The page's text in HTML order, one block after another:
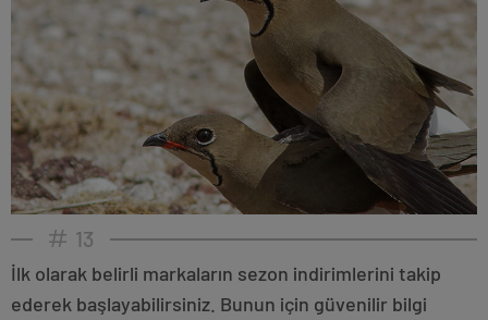
13
İlk olarak belirli markaların sezon indirimlerini takip
ederek başlayabilirsiniz. Bunun için güvenilir bilgi